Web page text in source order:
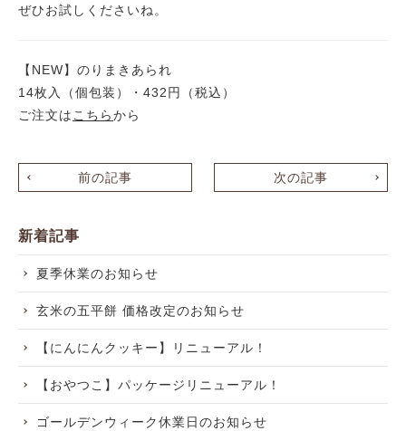
ぜひお試しくださいね。
【NEW】のりまきあられ
14枚入（個包装）・432円（税込）
ご注文はこちらから
前の記事 次の記事
新着記事
夏季休業のお知らせ
玄米の五平餅 価格改定のお知らせ
【にんにんクッキー】リニューアル！
【おやつこ】パッケージリニューアル！
ゴールデンウィーク休業日のお知らせ